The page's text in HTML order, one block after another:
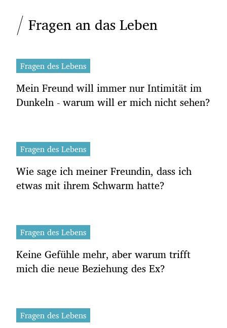
Fragen an das Leben
Fragen des Lebens
Mein Freund will immer nur Intimität im
Dunkeln - warum will er mich nicht sehen?
Fragen des Lebens
Wie sage ich meiner Freundin, dass ich
etwas mit ihrem Schwarm hatte?
Fragen des Lebens
Keine Gefühle mehr, aber warum trifft
mich die neue Beziehung des Ex?
Fragen des Lebens